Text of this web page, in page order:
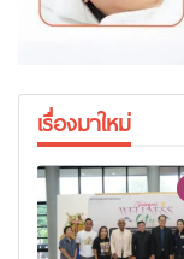
เรื่องมาใหม่